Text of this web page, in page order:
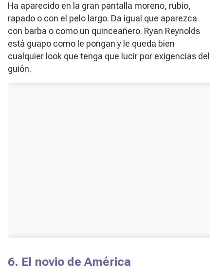
Ha aparecido en la gran pantalla moreno, rubio,
rapado o con el pelo largo. Da igual que aparezca
con barba o como un quinceañero. Ryan Reynolds
está guapo como le pongan y le queda bien
cualquier look que tenga que lucir por exigencias del
guión.
6. El novio de América